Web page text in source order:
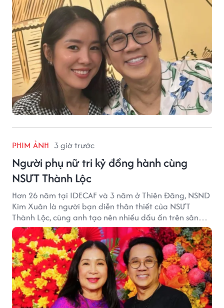
PHIM ẢNH 3 giờ trước
Người phụ nữ tri kỷ đồng hành cùng
NSƯT Thành Lộc
Hơn 26 năm tại IDECAF và 3 năm ở Thiên Đăng, NSND
Kim Xuân là người bạn diễn thân thiết của NSƯT
Thành Lộc, cùng anh tạo nên nhiều dấu ấn trên sân
khấu.